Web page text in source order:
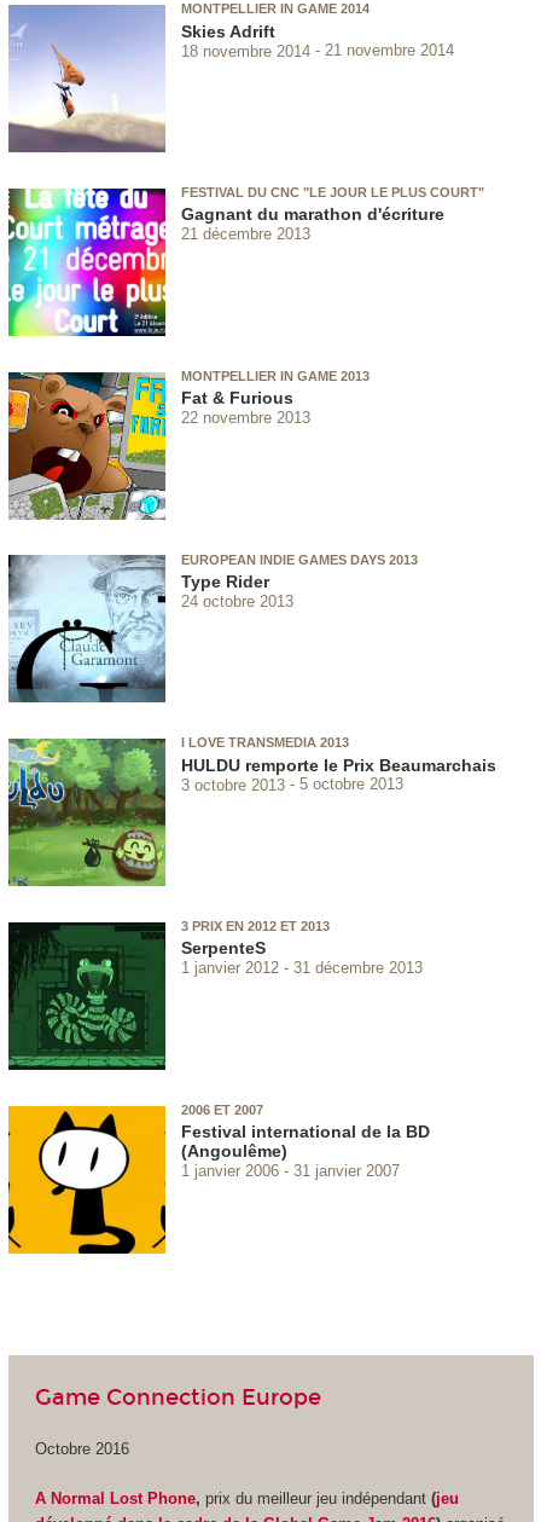
MONTPELLIER IN GAME 2014
Skies Adrift
18 novembre 2014 21 novembre 2014
FESTIVAL DU CNC "LE JOUR LE PLUS COURT"
Gagnant du marathon d'écriture
21 décembre 2013
MONTPELLIER IN GAME 2013
Fat & Furious
22 novembre 2013
EUROPEAN INDIE GAMES DAYS 2013
Type Rider
24 octobre 2013
I LOVE TRANSMEDIA 2013
HULDU remporte le Prix Beaumarchais
3 octobre 2013 5 octobre 2013
3 PRIX EN 2012 ET 2013
SerpenteS
1 janvier 2012 31 décembre 2013
2006 ET 2007
Festival international de la BD
(Angoulême)
1 janvier 2006 31 janvier 2007
Game Connection Europe
Octobre 2016
A Normal Lost Phone, prix du meilleur jeu indépendant (jeu